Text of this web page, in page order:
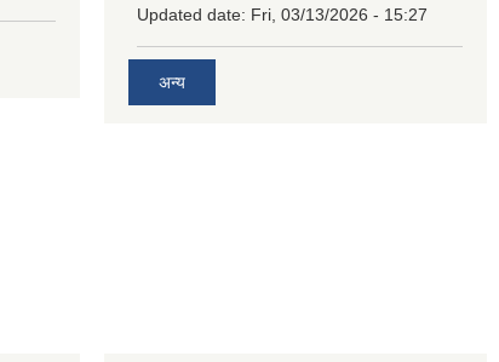
Updated date: Fri, 03/13/2026 - 15:27
अन्य